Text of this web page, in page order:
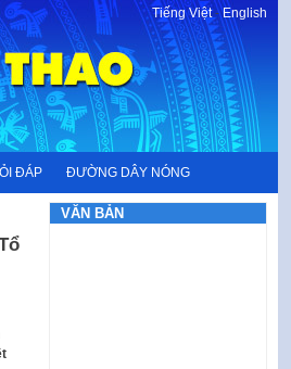
Tiếng Việt-English
ĐÁP ĐƯỜNG DÂY NÓNG
VĂN BẢN